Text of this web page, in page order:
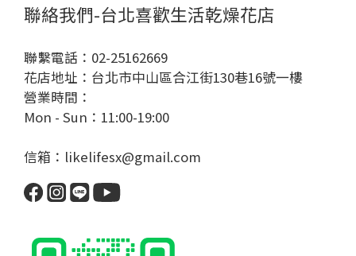
聯絡我們-台北喜歡生活乾燥花店
聯繫電話：02-25162669
花店地址：台北市中山區合江街130巷16號一樓
營業時間：
Mon - Sun：11:00-19:00
信箱：likelifesx@gmail.com